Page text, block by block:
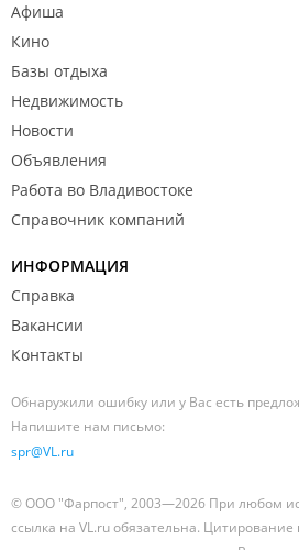
Афиша
Кино
Базы отдыха
Недвижимость
Новости
Объявления
Работа во Владивостоке
Справочник компаний
ИНФОРМАЦИЯ
Справка
Вакансии
Контакты
Обнаружили ошибку или у Вас есть
Напишите нам письмо:
spr@VL.ru
© ООО "Фарпост", 2003—2026 При любом
ссылка на VL.ru обязательна.